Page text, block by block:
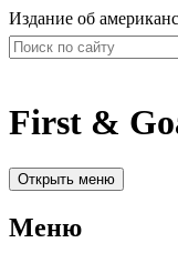
Издание об
First &
Открыть меню
Меню